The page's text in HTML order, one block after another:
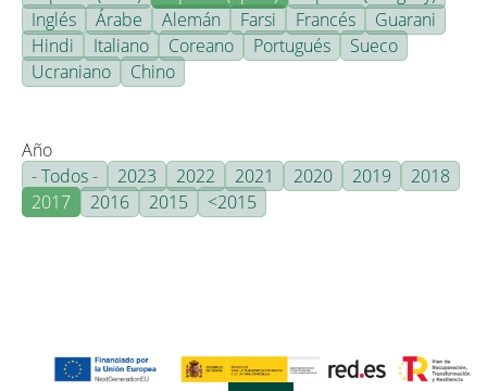
Inglés
Árabe Alemán Farsi Francés
Guarani
Hindi
Italiano Coreano Portugués
Sueco
Ucraniano
Chino
Año
- Todos -
2023 2022 2021 2020 2019
2018
2017
2016 2015 <2015